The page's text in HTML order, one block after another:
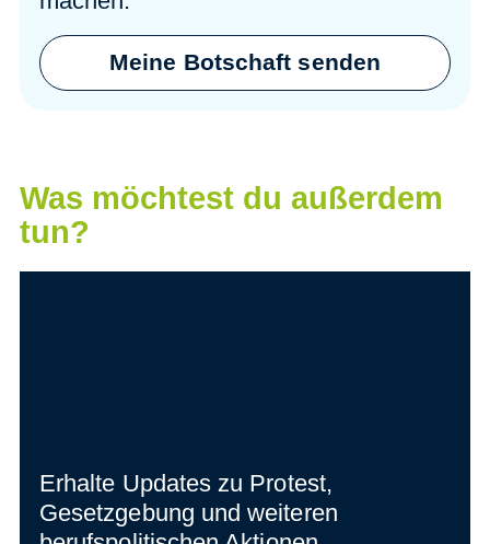
Meine Botschaft senden
Was möchtest du außerdem
tun?
Erhalte Updates zu Protest,
Gesetzgebung und weiteren